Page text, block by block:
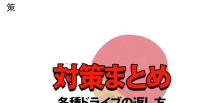
策